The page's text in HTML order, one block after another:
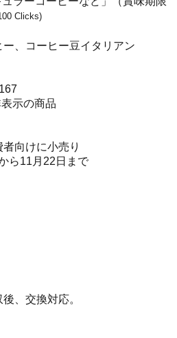
Clicks)
、コーヒー豆イタリアン
示の商品
向けに小売り
ら11月22日まで
、交換対応。